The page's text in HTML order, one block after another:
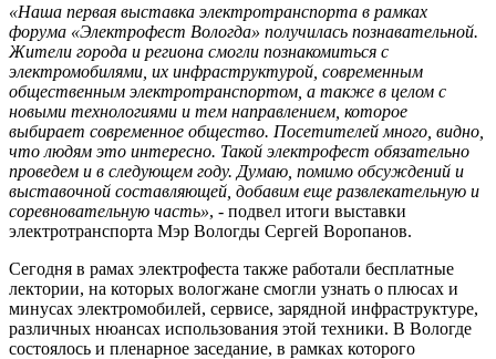
«Наша первая выставка электротранспорта в рамках
форума «Электрофест Вологда» получилась познавательной.
Жители города и региона смогли познакомиться с
электромобилями, их инфраструктурой, современным
общественным электротранспортом, а также в целом с
новыми технологиями и тем направлением, которое
выбирает современное общество. Посетителей много, видно,
что людям это интересно. Такой электрофест обязательно
проведем и в следующем году. Думаю, помимо обсуждений и
выставочной составляющей, добавим еще развлекательную и
соревновательную часть», - подвел итоги выставки
электротранспорта Мэр Вологды Сергей Воропанов.
Сегодня в рамах электрофеста также работали бесплатные
лектории, на которых вологжане смогли узнать о плюсах и
минусах электромобилей, сервисе, зарядной инфраструктуре,
различных нюансах использования этой техники. В Вологде
состоялось и пленарное заседание, в рамках которого